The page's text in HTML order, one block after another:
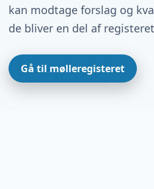
kan modtage forslag og
de bliver en del af
Gå til mølleregisteret